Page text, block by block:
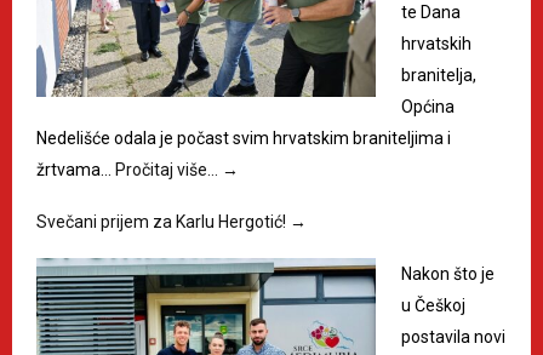
te Dana
hrvatskih
branitelja,
Općina
Nedelišće odala je počast svim hrvatskim braniteljima i
žrtvama…
Pročitaj više… →
Svečani prijem za Karlu Hergotić! →
Nakon što je
u Češkoj
postavila novi